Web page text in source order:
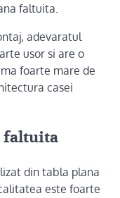
faltuita.
adevaratul
usor si are o
foarte mare de
casei
faltuita
din tabla plana
este foarte